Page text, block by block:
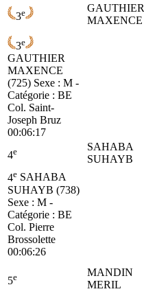
3e
GAUTHIER
MAXENCE
3e
GAUTHIER
MAXENCE
(725) Sexe : M -
Catégorie : BE
Col. Saint-
Joseph Bruz
00:06:17
4e
SAHABA
SUHAYB
4e SAHABA
SUHAYB (738)
Sexe : M -
Catégorie : BE
Col. Pierre
Brossolette
00:06:26
5e
MANDIN
MERIL